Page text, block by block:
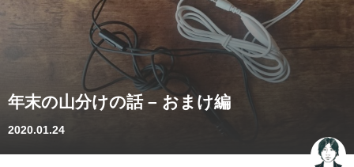
年末の山分けの話 – おまけ編
2020.01.24